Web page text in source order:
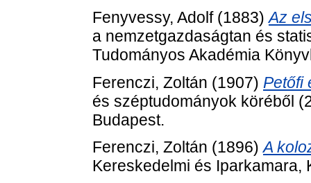
Fenyvessy, Adolf(1883)Az
a nemzetgazdaságtan és
Tudományos Akadémia
Ferenczi, Zoltán (1907) Petőfi
és széptudományok köréből
Budapest.
Ferenczi, Zoltán (1896)A
Kereskedelmi és Iparkamara,